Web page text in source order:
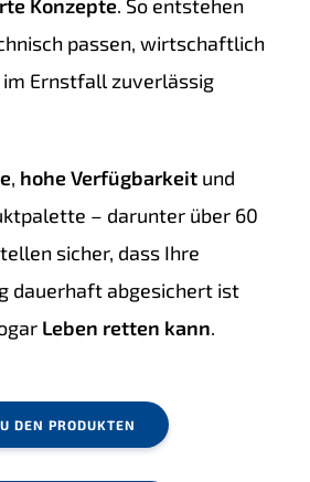
Konzepte. So entstehen
passen, wirtschaftlich
Ernstfall zuverlässig
, hohe Verfügbarkeit und
– darunter über 60
sicher, dass Ihre
dauerhaft abgesichert ist
Leben retten kann.
DEN PRODUKTEN